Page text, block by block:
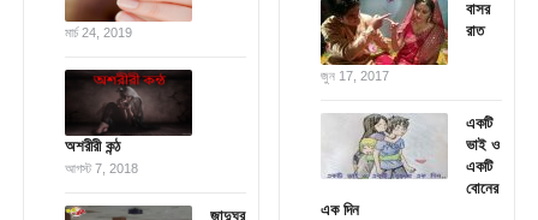
মার্চ 24, 2019
অশরীরী কন্ঠ
আগস্ট 7, 2018
জাদুঘর
বাসর
রাত
জুন 17, 2017
একটি
ভাই ও
একটি
বোনের
এক দিন